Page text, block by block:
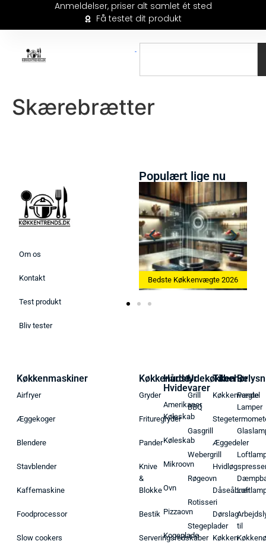
Anmeldelser, priser alt samlet ét sted
Få testet dit produkt
Skærebrætter
Om os
Kontakt
Test produkt
Bliv tester
Populært lige nu
Bedste Ismaskine 2026 Bedste Køkkenvægte 2026
Køkkenmaskiner
Airfryer
Æggekoger
Blendere
Stavblender
Kaffemaskine
Foodprocessor
Slow cookers
Køkkenudstyr
Gryder
Frituregryder
Pander
Knive
&
Blokke
Bestik
Serveringsredskaber
Hårde
Hvidevarer
Amerikaner
Køleskab
Køleskab
Mikroovn
Ovn
Pizzaovn
Kogeplade
Udekøkken
Grill
BBQ
Gasgrill
Webergrill
Røgeovn
Rotisseri
Stegeplader
Tilbehør
Køkkenvægte
Æggedeler
Dåseåbner
Dørslag
Køkken
Pendel
Lamper
til